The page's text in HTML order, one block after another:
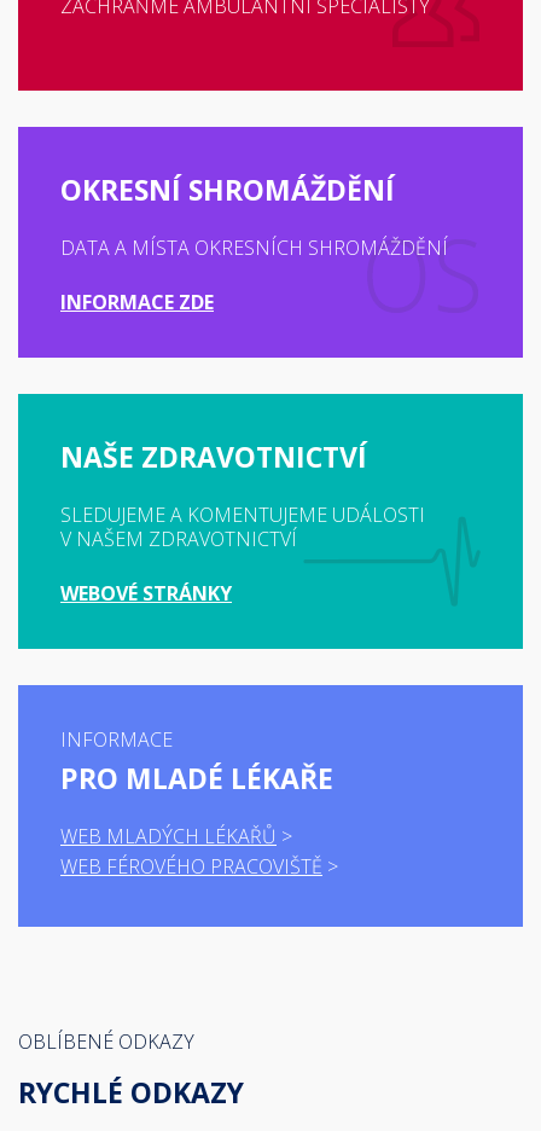
ZACHRAŇME AMBULANTNÍ SPECIALISTY
OKRESNÍ SHROMÁŽDĚNÍ
DATA A MÍSTA OKRESNÍCH SHROMÁŽDĚNÍ
INFORMACE ZDE
NAŠE ZDRAVOTNICTVÍ
SLEDUJEME A KOMENTUJEME UDÁLOSTI
V NAŠEM ZDRAVOTNICTVÍ
WEBOVÉ STRÁNKY
INFORMACE
PRO MLADÉ LÉKAŘE
WEB MLADÝCH LÉKAŘŮ
WEB FÉROVÉHO PRACOVIŠTĚ
OBLÍBENÉ ODKAZY
RYCHLÉ ODKAZY